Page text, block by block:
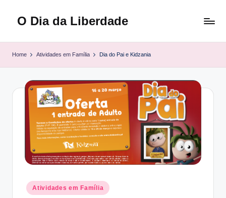
O Dia da Liberdade
Home Atividades em Família Dia do Pai e Kidzania
Posted
in
Atividades em Família